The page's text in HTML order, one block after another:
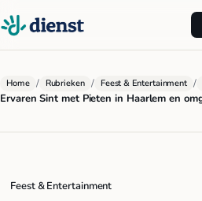
Home / Rubrieken / Feest & Entertainment /
Ervaren Sint met Pieten in Haarlem en
Feest & Entertainment